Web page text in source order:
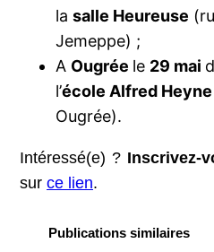
la salle Heureuse
Jemeppe) ;
A Ougrée le 29 mai
l’école Alfred Heyne
Ougrée).
Intéressé(e) ? Inscrivez-
sur ce lien.
Publications similaires